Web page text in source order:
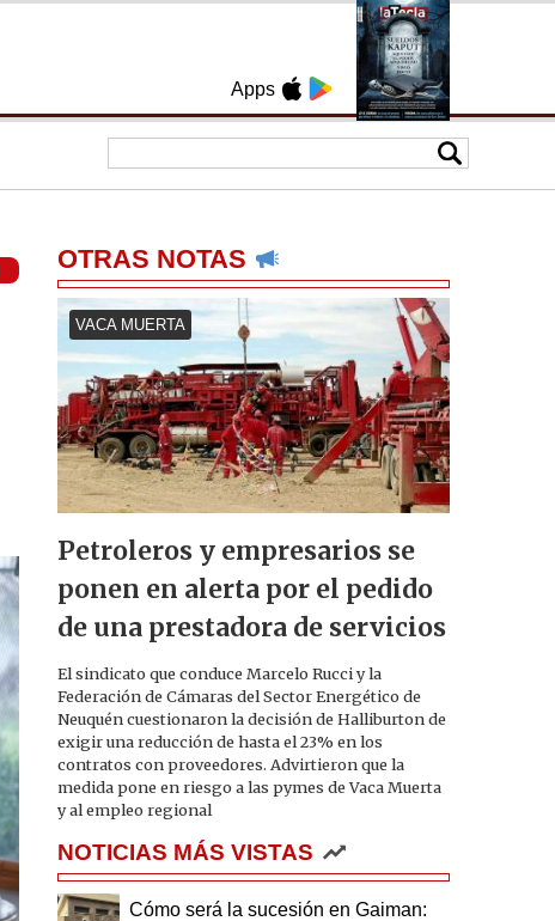
Apps
OTRAS NOTAS
VACA MUERTA
Petroleros y empresarios se
ponen en alerta por el pedido
de una prestadora de servicios
El sindicato que conduce Marcelo Rucci y la
Federación de Cámaras del Sector Energético de
Neuquén cuestionaron la decisión de Halliburton de
exigir una reducción de hasta el 23% en los
contratos con proveedores. Advirtieron que la
medida pone en riesgo a las pymes de Vaca Muerta
y al empleo regional
NOTICIAS MÁS VISTAS
Cómo será la sucesión en Gaiman: